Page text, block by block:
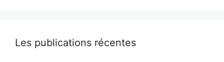
Les publications récentes